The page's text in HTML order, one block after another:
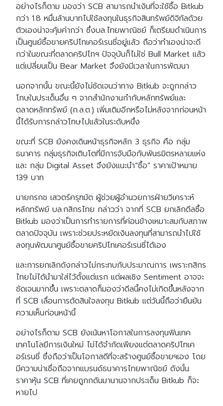
อย่างไรก็ตาม มองว่า SCB สามารถนำเงินที่จะใช้ซื้อ Bitkub
กว่า 1.8 หมื่นล้านบาทไปใช้ลงทุนในธุรกิจสินทรัพย์ดิจิทัลด้วย
ตัวเองน่าจะคุ้มค่ากว่า ซึ่งบล.ไทยพาณิชย์ ก็เตรียมดำเนินการ
เป็นศูนย์ซื้อขายคริปโทเคอร์เรนซี่อยู่แล้ว ถือว่าทำเองน่าจะดี
กว่าในขณะที่ตลาดคริปโทฯ ปัจจุบันก็ไม่ใช่ Bull Market แล้ว
แต่เปลี่ยนเป็น Bear Market จึงยังมีเวลาในการพัฒนา
นอกจากนั้น ขณะนี้ยังไม่ชัดเจนว่าทาง Bitkub จะถูกกล่าว
โทษในประเด็นอื่น ๆ จากสำนักงานกำกับหลักทรัพย์และ
ตลาดหลักทรัพย์ (ก.ล.ต.) เพิ่มเติมอีกหรือไม่หลังจากก่อนหน้า
นี้ได้รับการกล่าวโทษไปแล้วในระดับหนึ่ง
ขณะที่ SCB ยังคงเดินหน้าธุรกิจหลัก 3 ธุรกิจ คือ กลุ่ม
ธนาคาร กลุ่มธุรกิจเติบโตที่มีการจับมือกับพันธมิตรหลายแห่ง
และ กลุ่ม Digital Asset จึงยังแนะนำ”ซื้อ” ราคาเป้าหมาย
139 บาท
นายกรกช เสวตร์ครุฑมัต ผู้ช่วยผู้อำนวยการฝ่ายวิเคราะห์
หลักทรัพย์ บล.กสิกรไทย กล่าวว่า จากที่ SCB ยกเลิกดีลซื้อ
Bitkub มองว่าเป็นการทำรายการที่ค่อนข้างเหมาะสมกับสภาพ
ตลาดปัจจุบัน เพราะช่วยประหยัดเงินลงทุนที่สามารถนำไปใช้
ลงทุนพัฒนาศูนย์ซื้อขายคริปโทเคอร์เรนซี่ได้เอง
และการยกเลิกดังกล่าวไม่กระทบกับประมาณการ เพราะกสิกร
ไทยไม่ได้นำมาใส่ไว้ตั้งแต่แรก แต่ผลเชิง Sentiment อาจจะ
ชัดเจนมากขึ้น เพราะตลาดก็มองว่าดีลนี้คงไม่เกิดขึ้นหลังจาก
ที่ SCB เลื่อนการตัดสินใจลงทุน Bitkub แต่วันนี้ถือว่ายืนยัน
ความเห็นก่อนหน้านี้
อย่างไรก็ตาม SCB ยังเน้นหาโอกาสในการลงทุนฟินเทค
เทคโนโลยีการเงินใหม่ ไม่ได้จำกัดเพียงแต่ตลาดคริปโทเค
อร์เรนซี่ ซึ่งถือว่าเป็นโอกาสดีที่จะสร้างศูนย์ซื้อขายฯเอง โดย
มีความน่าเชื่อถือจากแบรนด์ธนาคารไทยพาณิชย์ ดังนั้น
ราคาหุ้น SCB ที่เคยถูกกดันมานานจากประเด็น Bitkub ก็จะ
หายไป